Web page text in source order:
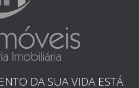
DA SUA VIDA ESTÁ